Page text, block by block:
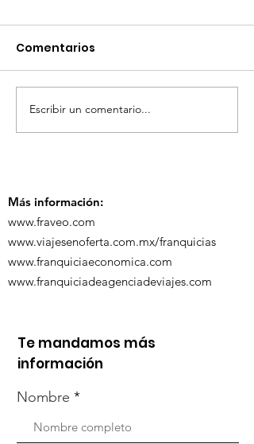
TourTravelynByFraveo
participó en la
Comentarios
Escribir un comentario...
Más información:
www.fraveo.com
www.viajesenoferta.com.mx/franquicias
www.franquiciaeconomica.com
www.franquiciadeagenciadeviajes.com
Te mandamos más
información
Nombre